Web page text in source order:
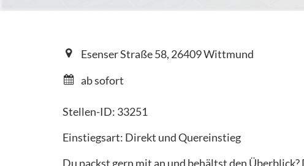
Esenser Straße 58, 26409 Wittmund
ab sofort
Stellen-ID: 33251
Einstiegsart: Direkt und Quereinstieg
Du packst gern mit an und behältst den